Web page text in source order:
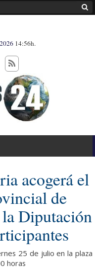
14:56h.
acogerá el
de
Diputación
25 de julio en la plaza
horas